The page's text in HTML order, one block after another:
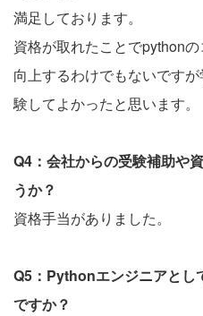
満足しております。
資格が取れたことでpython
向上するわけでもないです
験してよかったと思います。
Q4：会社からの受験補助や
うか？
資格手当がありました。
Q5：Pythonエンジニアとし
ですか？